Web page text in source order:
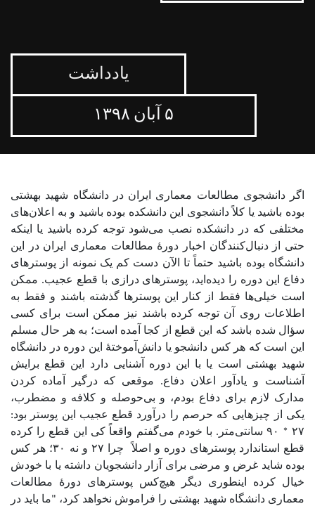
یادداشت
۵ آبان ۱۳۹۸
اگر دانشجوی مطالعات معماری ایران در دانشگاه شهید بهشتی
بوده باشید یا کلاً دانشجوی این دانشکده بوده باشید و به اعلان‌های
مختلفی که در دانشکده نصب می‌شود توجه کرده‌ باشید یا اینکه
حتی از دنبال‌کنندگان اخبار دورۀ مطالعات معماری ایران در این
دانشگاه بوده باشید حتماً تا الآن دست کم یک نمونه از پوسترهای
دفاع این دوره را دیده‌اید، پوسترهای درازی با قطع عجیب. ممکن
است خیلی‌ها فقط از کنار این پوسترها گذشته باشند و فقط به
اطلاعات روی آن توجه کرده باشند نیز ممکن است برای کسی
سؤال شده باشد که این قطع از کجا آمده است؛ به هر حال مسلم
این است که هر کس دانشجو یا دانش‌آموختۀ این دوره در دانشگاه
شهید بهشتی است یا با این دوره آشنایی دارد این قطع برایش
آشناست و یادآور اعلان دفاع. موقعی که درگیر آماده کردن
مدارک لازم برای دفاع بودم، و بی‌حوصله و کلافه و مضطرب،
یکی از چیزهایی که حرصم را درآورد قطع عجیب این پوستر بود:
۲۷ * ۹۰ سانتی‌متر. با خودم می‌گفتم واقعاً کی این قطع را کرده
قطع استاندارد پوسترهای دوره و اصلاً چرا ۲۷ و نه ۳۰؛ هر کس
بوده شاید غرض و مرضی برای آزار دانشجویان داشته یا با خودش
خیال کرده اینطوری دیگر هیچ‌کس پوسترهای دورۀ مطالعات
معماری دانشگاه شهید بهشتی را فراموش نخواهد کرد، "ما باید در